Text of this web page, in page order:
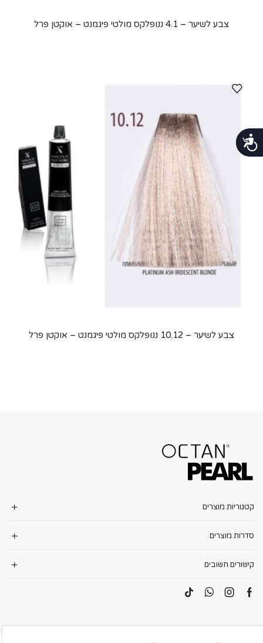
נגישות
צבע לשיער – 4.1 ננופלקס מולטי פיגמנט – אוקטן פרל
צבע לשיער – 10.12 ננופלקס מולטי פיגמנט – אוקטן פרל
קטגוריות מוצרים
סדרות מוצרים
קישורים חשובים